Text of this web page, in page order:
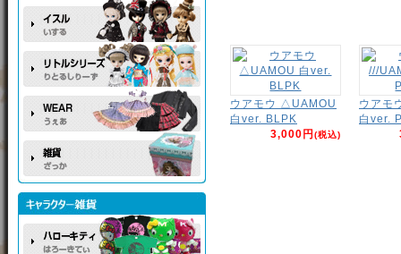
ウアモウ △UAMOU
白ver. BLPK
3,000円(税込)
ウアモ
白ver.